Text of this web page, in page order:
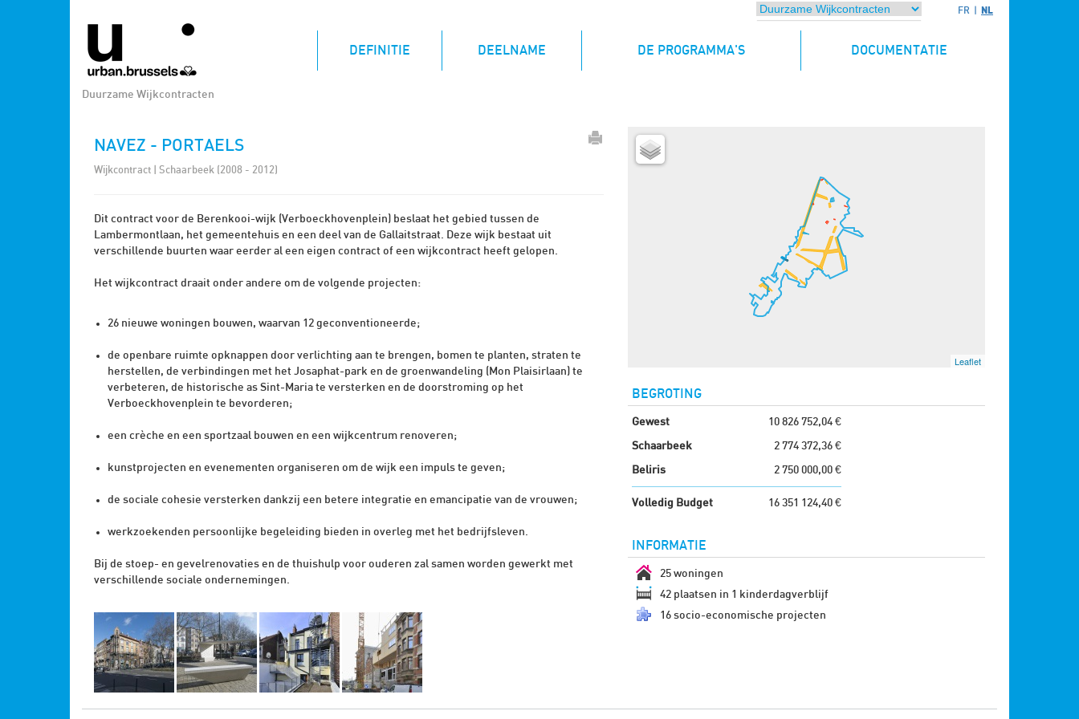
FR NL
Duurzame Wijkcontracten
DEFINITIE(CURRENT) DEELNAME DE PROGRAMMA'S DOCUMENTATIE
NAVEZ - PORTAELS
Wijkcontract | Schaarbeek (2008 - 2012)
Dit contract voor de Berenkooi-wijk (Verboeckhovenplein) beslaat het gebied tussen de
Lambermontlaan, het gemeentehuis en een deel van de Gallaitstraat. Deze wijk bestaat uit
verschillende buurten waar eerder al een eigen contract of een wijkcontract heeft gelopen.
Het wijkcontract draait onder andere om de volgende projecten:
26 nieuwe woningen bouwen, waarvan 12 geconventioneerde;
de openbare ruimte opknappen door verlichting aan te brengen, bomen te planten, straten te
herstellen, de verbindingen met het Josaphat-park en de groenwandeling (Mon Plaisirlaan) te
verbeteren, de historische as Sint-Maria te versterken en de doorstroming op het
Verboeckhovenplein te bevorderen;
een crèche en een sportzaal bouwen en een wijkcentrum renoveren;
kunstprojecten en evenementen organiseren om de wijk een impuls te geven;
de sociale cohesie versterken dankzij een betere integratie en emancipatie van de vrouwen;
werkzoekenden persoonlijke begeleiding bieden in overleg met het bedrijfsleven.
Bij de stoep- en gevelrenovaties en de thuishulp voor ouderen zal samen worden gewerkt met
verschillende sociale ondernemingen.
Leaflet
BEGROTING
Gewest 10 826 752,04 €
Schaarbeek 2 774 372,36 €
Beliris 2 750 000,00 €
Volledig Budget 16 351 124,40 €
INFORMATIE
25 woningen
42 plaatsen in 1 kinderdagverblijf
16 socio-economische projecten